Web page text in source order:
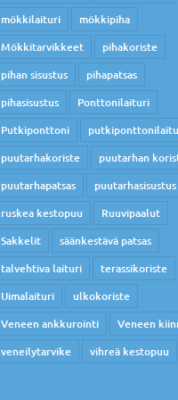
mökkilaituri
mökkipiha
Mökkitarvikkeet
pihakoriste
pihan sisustus
pihapatsas
pihasisustus
Ponttonilaituri
Putkiponttoni
puutarhakoriste
puutarhan
puutarhapatsas
puutarhasisustus
ruskea kestopuu
Ruuvipaalut
Sakkelit
säänkestävä patsas
talvehtiva laituri
terassikoriste
Uimalaituri
ulkokoriste
Veneen ankkurointi
Veneen
veneilytarvike
vihreä kestopuu